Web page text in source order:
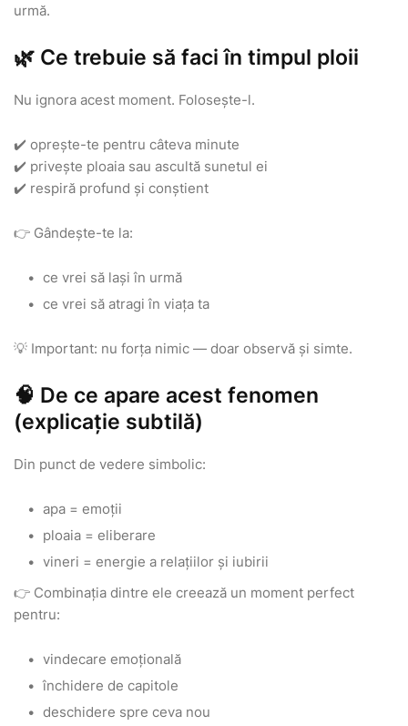
urmă.
🌿 Ce trebuie să faci în timpul ploii
Nu ignora acest moment. Folosește-l.
✔️ oprește-te pentru câteva minute
✔️ privește ploaia sau ascultă sunetul ei
✔️ respiră profund și conștient
👉 Gândește-te la:
ce vrei să lași în urmă
ce vrei să atragi în viața ta
💡 Important: nu forța nimic — doar observă și simte.
🧠 De ce apare acest fenomen
(explicație subtilă)
Din punct de vedere simbolic:
apa = emoții
ploaia = eliberare
vineri = energie a relațiilor și iubirii
👉 Combinația dintre ele creează un moment perfect
pentru:
vindecare emoțională
închidere de capitole
deschidere spre ceva nou